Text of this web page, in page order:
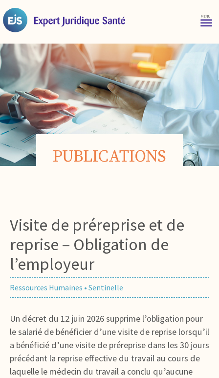
PUBLICATIONS
Visite de préreprise et de
reprise – Obligation de
l’employeur
Ressources Humaines • Sentinelle
Un décret du 12 juin 2026 supprime l’obligation pour
le salarié de bénéficier d’une visite de reprise lorsqu’il
a bénéficié d’une visite de préreprise dans les 30 jours
précédant la reprise effective du travail au cours de
laquelle le médecin du travail a conclu qu’aucune